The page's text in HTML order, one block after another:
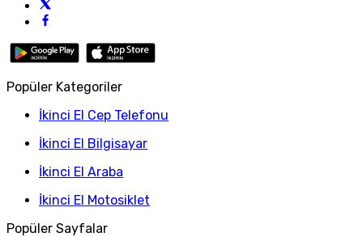
Popüler Kategoriler
İkinci El Cep Telefonu
İkinci El Bilgisayar
İkinci El Araba
İkinci El Motosiklet
Popüler Sayfalar